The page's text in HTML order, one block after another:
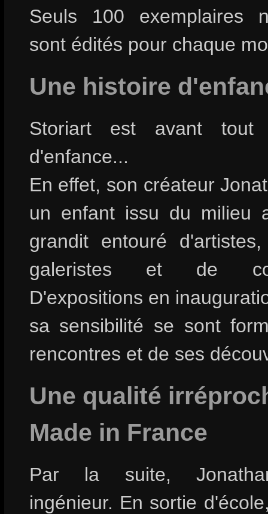
Seuls 100 exemplaires
sont édités pour chaque
Une histoire
Storiart est avant tout
d'enfance...
En effet, son créateur
un enfant issu du milieu
grandit entouré
galeristes et de
D'expositions en
sa sensibilité se sont
rencontres et de ses
Une qualité
Made in France
Par la suite,
ingénieur. En sortie